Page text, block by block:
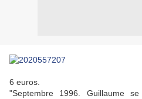
6 euros.
"Septembre 1996. Guillaume